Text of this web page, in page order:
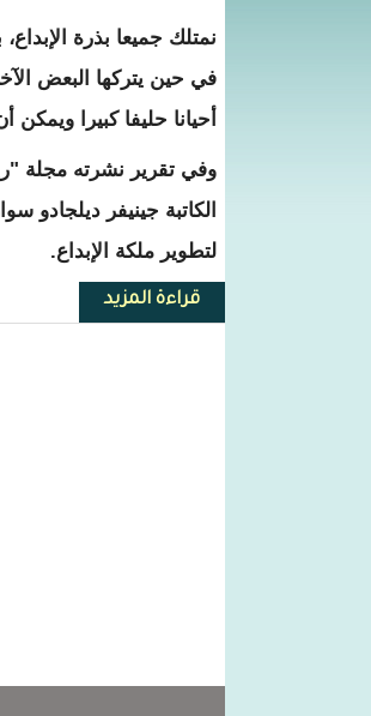
نمتلك جميعا بذرة
في حين يتركها البعض
أحيانا حليفا كبيرا
وفي تقرير نشرته مجلة
الكاتبة جينيفر ديلجادو
لتطوير ملكة الإبداع.
قراءة المزيدحول 10 أشياء يفعلها المبدعون بطريقة مختلفة.. ما الذي يميزهم عن غيرهم؟